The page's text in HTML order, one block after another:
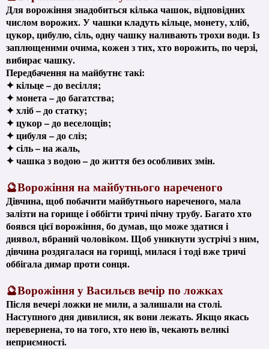
Для ворожіння знадобиться кілька чашок, відповідних
числом ворожих. У чашки кладуть кільце, монету, хліб,
цукор, цибулю, сіль, одну чашку наливають трохи води. Із
заплющеними очима, кожен з тих, хто ворожить, по черзі,
вибирає чашку.
Передбачення на майбутнє такі:
✦ кільце – до весілля;
✦ монета – до багатства;
✦ хліб – до статку;
✦ цукор – до веселощів;
✦ цибуля – до сліз;
✦ сіль – на жаль,
✦ чашка з водою – до життя без особливих змін.
🔮Ворожіння на майбутнього нареченого
Дівчина, щоб побачити майбутнього нареченого, мала
залізти на горище і оббігти тричі пічну трубу. Багато хто
боявся цієї ворожіння, бо думав, що може здатися і
диявол, вбраний чоловіком. Щоб уникнути зустрічі з ним,
дівчина роздягалася на горищі, милася і тоді вже тричі
оббігала димар проти сонця.
🔮Ворожіння у Васильєв вечір по ложках
Після вечері ложки не мили, а залишали на столі.
Наступного дня дивилися, як вони лежать. Якщо якась
перевернена, то на того, хто нею їв, чекають великі
неприємності.